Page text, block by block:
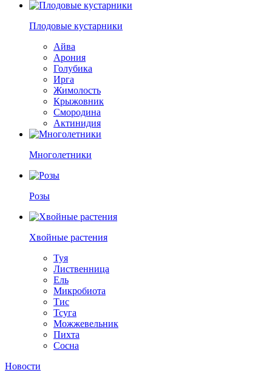
Плодовые кустарники
Айва
Арония
Голубика
Ирга
Жимолость
Крыжовник
Смородина
Актинидия
Многолетники
Розы
Хвойные растения
Туя
Лиственница
Ель
Микробиота
Тис
Тсуга
Можжевельник
Пихта
Сосна
Новости